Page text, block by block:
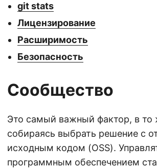
git stats
Лицензирование
Расширимость
Безопасность
Сообщество
Это самый важный фактор, в то
собираясь выбрать решение с
исходным кодом (OSS).
программным обеспечением